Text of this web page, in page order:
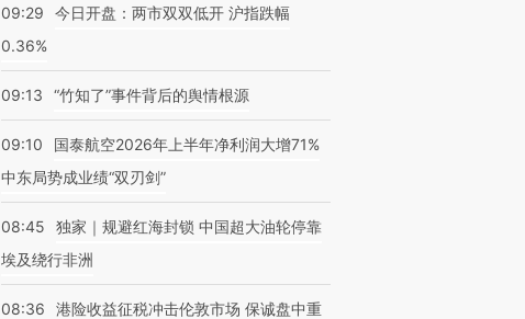
09:29
今日开盘：两市双双低开 沪指跌幅
0.36%
09:13 “竹知了”事件背后的舆情根源
09:10
国泰航空2026年上半年净利润大增71%
中东局势成业绩“双刃剑”
08:45
独家｜规避红海封锁 中国超大油轮停靠
埃及绕行非洲
08:36
港险收益征税冲击伦敦市场 保诚盘中重